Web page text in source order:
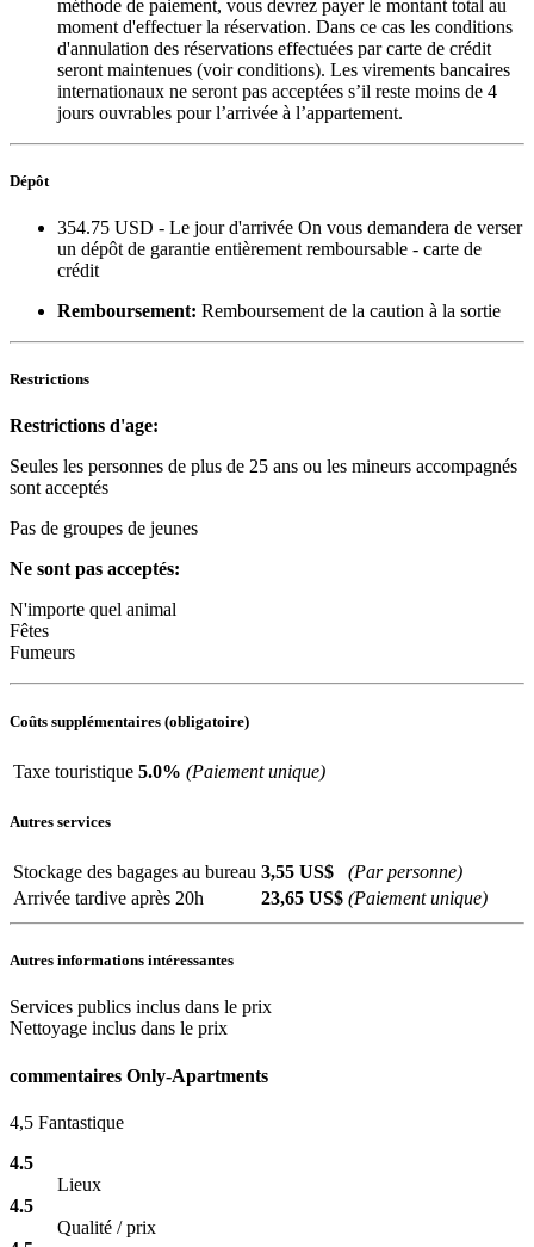
méthode de paiement, vous devrez payer le montant total au
moment d'effectuer la réservation. Dans ce cas les conditions
d'annulation des réservations effectuées par carte de crédit
seront maintenues (voir conditions). Les virements bancaires
internationaux ne seront pas acceptées s’il reste moins de 4
jours ouvrables pour l’arrivée à l’appartement.
Dépôt
354.75 USD - Le jour d'arrivée On vous demandera de verser
un dépôt de garantie entièrement remboursable - carte de
crédit
Remboursement: Remboursement de la caution à la sortie
Restrictions
Restrictions d'age:
Seules les personnes de plus de 25 ans ou les mineurs accompagnés
sont acceptés
Pas de groupes de jeunes
Ne sont pas acceptés:
N'importe quel animal
Fêtes
Fumeurs
Coûts supplémentaires (obligatoire)
Taxe touristique 5.0% (Paiement unique)
Autres services
Stockage des bagages au bureau 3,55 US$
(Par personne)
Arrivée tardive après 20h
23,65 US$ (Paiement unique)
Autres informations intéressantes
Services publics inclus dans le prix
Nettoyage inclus dans le prix
commentaires Only-Apartments
4,5 Fantastique
4.5
Lieux
4.5
Qualité / prix